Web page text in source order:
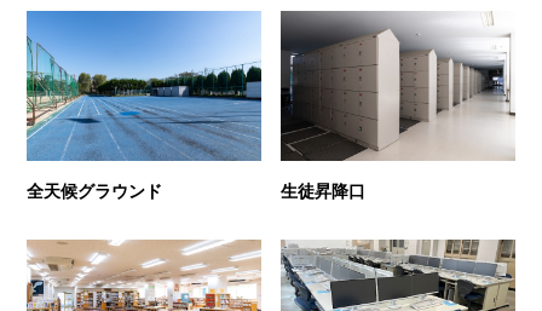
全天候グラウンド 生徒昇降口